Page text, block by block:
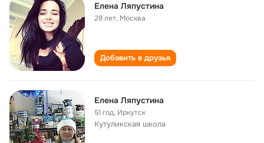
Елена Ляпустина
28 лет, Москва
Добавить в друзья
Елена Ляпустина
51 год, Иркутск
Кутуликская школа